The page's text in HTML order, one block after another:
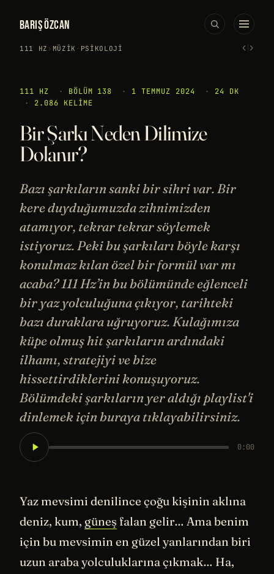
BARIŞ ÖZCAN
111 HZ › MÜZIK · PSIKOLOJI ‹›
111 HZ · BÖLÜM 138 · 1 TEMMUZ 2024 ·
24 DK
·
2.086 KELIME
Bir Şarkı Neden Dilimize
Dolanır?
Bazı şarkıların sanki bir sihri var. Bir
kere duyduğumuzda zihnimizden
atamıyor, tekrar tekrar söylemek
istiyoruz. Peki bu şarkıları böyle karşı
konulmaz kılan özel bir formül var mı
acaba? 111 Hz’in bu bölümünde eğlenceli
bir yaz yolculuğuna çıkıyor, tarihteki
bazı duraklara uğruyoruz. Kulağımıza
küpe olmuş hit şarkıların ardındaki
ilhamı, stratejiyi ve bize
hissettirdiklerini konuşuyoruz.
Bölümdeki şarkıların yer aldığı playlist'i
dinlemek için buraya tıklayabilirsiniz.
0:00
Yaz mevsimi denilince çoğu kişinin aklına
deniz, kum, güneş falan gelir… Ama benim
için bu mevsimin en güzel yanlarından biri
uzun araba yolculuklarına çıkmak… Ha,